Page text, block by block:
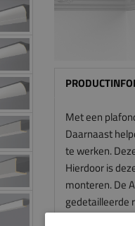
Met een
Daarnaast
te werken.
Hierdoor is
monteren. De
gedetailleerde